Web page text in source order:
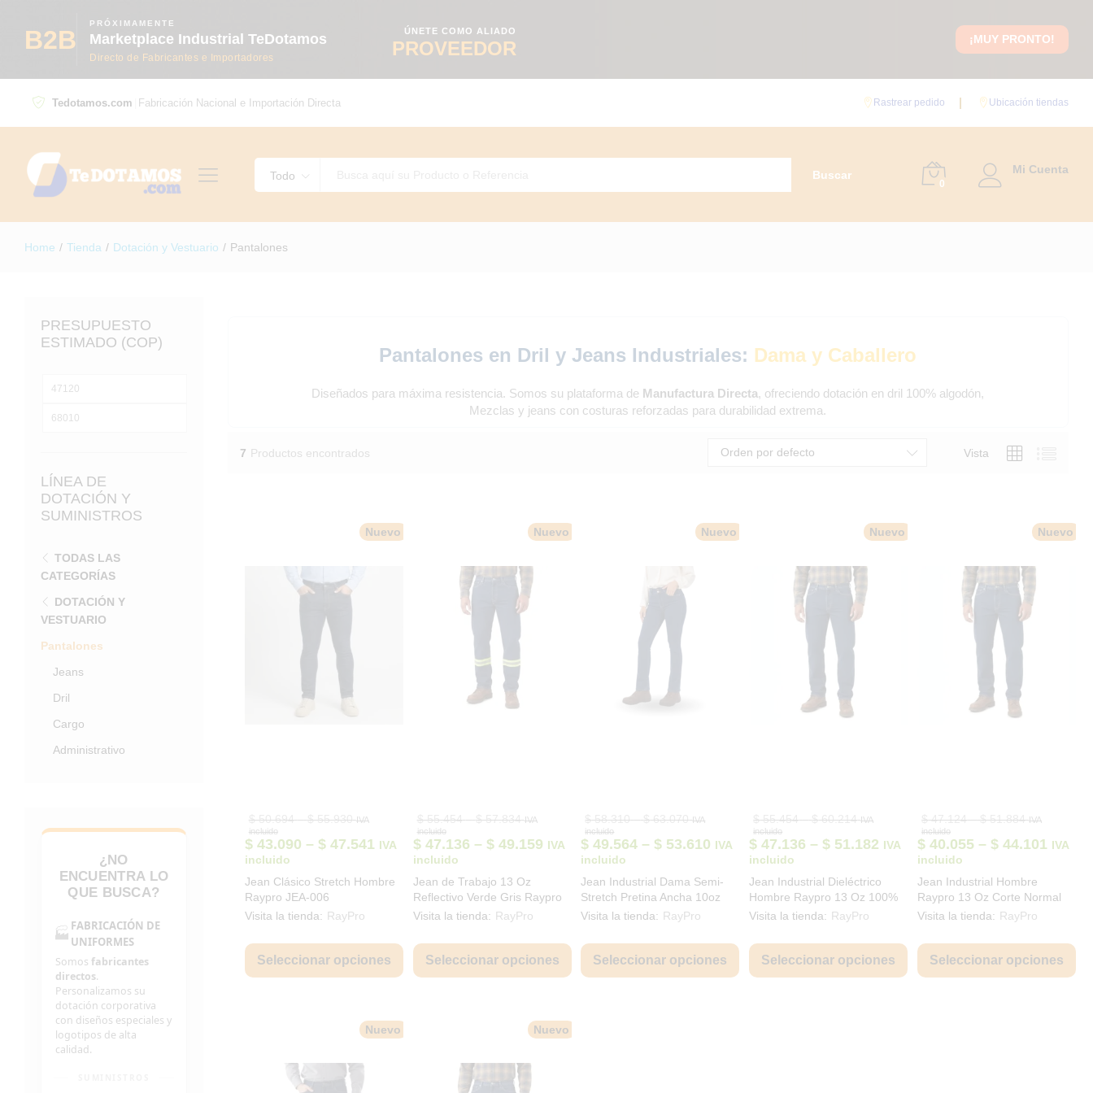
B2B
PRÓXIMAMENTE
Marketplace Industrial TeDotamos
Directo de Fabricantes e Importadores
ÚNETE COMO ALIADO
PROVEEDOR ¡MUY PRONTO!
Tedotamos.com Fabricación Nacional e Importación Directa Rastrear pedido Ubicación tiendas
Todo Buscar
0
Mi Cuenta
Home / Tienda / Dotación y Vestuario / Pantalones
Pantalones en Dril y Jeans Industriales: Dama y Caballero
Diseñados para máxima resistencia. Somos su plataforma de Manufactura Directa, ofreciendo dotación en dril 100% algodón,
Mezclas y jeans con costuras reforzadas para durabilidad extrema.
7 Productos encontrados Vista
Orden por defecto
Nuevo
$50.694 – $55.930Price
$ 50.694
through
IVA
incluido
$43.090 – $47.541Price
range:
through
$ 47.541
IVA
incluido
Jean Clásico Stretch Hombre
Raypro JEA-006
Visita la tienda: RayPro
Seleccionar opciones
producto
tiene
Las
opciones
Nuevo
$55.454 – $57.834Price
$ 55.454
through
IVA
incluido
$47.136 – $49.159Price
range:
through
$ 49.159
IVA
incluido
Jean de Trabajo 13 Oz
Reflectivo Verde Gris Raypro
JEA-005
Visita la tienda: RayPro
Seleccionar opciones
producto
tiene
Las
opciones
Nuevo
$58.310 – $63.070Price
$ 58.310
through
IVA
incluido
$ 49.564 – $ 53.610 Price
range:
through
$ 53.610
IVA
incluido
Jean Industrial Dama Semi-
Stretch Pretina Ancha 10oz
Raypro JEA-002
Visita la tienda: RayPro
Seleccionar opciones
producto
tiene
Nuevo
$55.454 – $60.214Price
$ 55.454
through
IVA
incluido
$ 47.136 – $ 51.182 Price
range:
through
$ 51.182
IVA
incluido
Jean Industrial Dieléctrico
Hombre Raypro 13 Oz 100%
Algodón Corte Normal JEA-
Visita la tienda: RayPro
Seleccionar opciones
producto
tiene
Nuevo
$47.124 – $51.884Price
$ 47.124
through
IVA
incluido
$ 40.055 – $ 44.101 Price
$
IVA
incluido
Jean Industrial Hombre
Raypro 13 Oz Corte Normal
JEA-001
Visita la tienda: RayPro
Seleccionar opciones
Nuevo Nuevo
PRESUPUESTO
ESTIMADO (COP)
Precio
Precio
LÍNEA DE
DOTACIÓN Y
SUMINISTROS
TODAS LAS
CATEGORÍAS
DOTACIÓN Y
VESTUARIO
Pantalones
Jeans
Dril
Cargo
Administrativo
¿NO
ENCUENTRA LO
QUE BUSCA?
🏭 FABRICACIÓN DE
UNIFORMES
Somos fabricantes
directos.
Personalizamos su
dotación corporativa
con diseños especiales y
logotipos de alta
calidad.